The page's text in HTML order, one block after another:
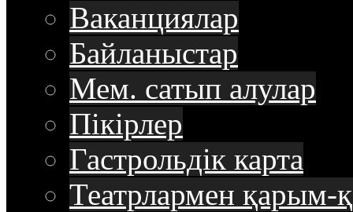
Ваканциялар
Байланыстар
Мем. сатып алулар
Пікірлер
Гастрольдік карта
Театрлармен қарым-